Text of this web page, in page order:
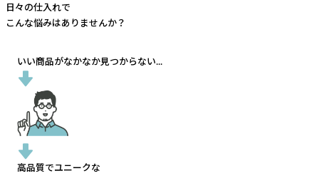
日々の仕入れで
こんな悩みはありませんか？
いい商品がなかなか見つからない...
高品質でユニークな